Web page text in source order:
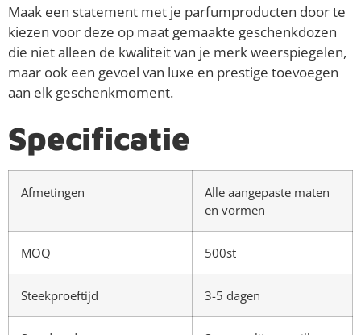
Maak een statement met je parfumproducten door te
kiezen voor deze op maat gemaakte geschenkdozen
die niet alleen de kwaliteit van je merk weerspiegelen,
maar ook een gevoel van luxe en prestige toevoegen
aan elk geschenkmoment.
Specificatie
Afmetingen
Alle aangepaste maten
en vormen
MOQ 500st
Steekproeftijd 3-5 dagen